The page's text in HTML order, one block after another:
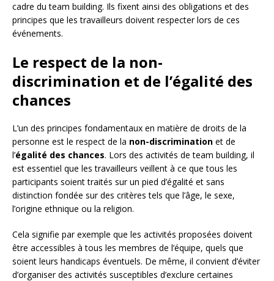
cadre du team building. Ils fixent ainsi des obligations et des
principes que les travailleurs doivent respecter lors de ces
événements.
Le respect de la non-
discrimination et de l’égalité des
chances
L’un des principes fondamentaux en matière de droits de la
personne est le respect de la non-discrimination et de
l’égalité des chances. Lors des activités de team building, il
est essentiel que les travailleurs veillent à ce que tous les
participants soient traités sur un pied d’égalité et sans
distinction fondée sur des critères tels que l’âge, le sexe,
l’origine ethnique ou la religion.
Cela signifie par exemple que les activités proposées doivent
être accessibles à tous les membres de l’équipe, quels que
soient leurs handicaps éventuels. De même, il convient d’éviter
d’organiser des activités susceptibles d’exclure certaines